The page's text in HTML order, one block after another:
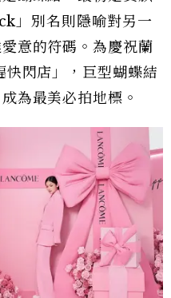
」別名則隱喻對另一
意的符碼。為慶祝蘭
閃店」，巨型蝴蝶結
為最美必拍地標。